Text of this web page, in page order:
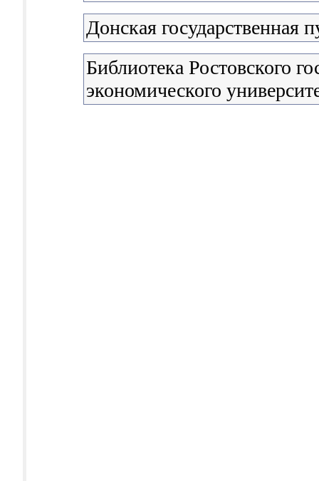
Донская государственная
Библиотека Ростовского
экономического